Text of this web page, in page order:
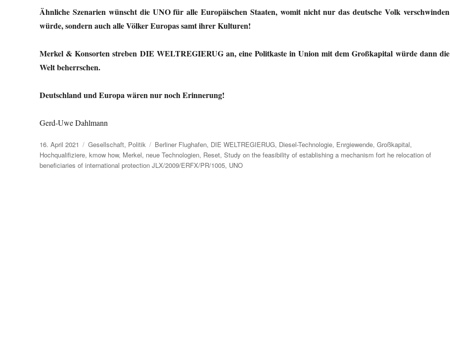
Ähnliche Szenarien wünscht die UNO für alle Europäischen Staaten, womit nicht nur das deutsche Volk verschwinden
würde, sondern auch alle Völker Europas samt ihrer Kulturen!
Merkel & Konsorten streben DIE WELTREGIERUG an, eine Politkaste in Union mit dem Großkapital würde dann die
Welt beherrschen.
Deutschland und Europa wären nur noch Erinnerung!
Gerd-Uwe Dahlmann
Veröffentlicht
am
16. April 2021 Kategorien
Gesellschaft, Politik Schlagwörter
Berliner Flughafen, DIE WELTREGIERUG, Diesel-Technologie, Enrgiewende,Großkapital,
Hochqualifiziere,kmow how, Merkel, neue Technologien, Reset,Study on the feasibility of establishing a mechanism fort he relocation of
beneficiaries of international protection JLX/2009/ERFX/PR/1005, UNO